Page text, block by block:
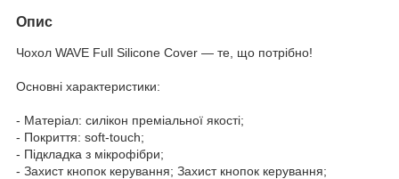
Опис
Чохол WAVE Full Silicone Cover — те, що потрібно!
Основні характеристики:
- Матеріал: силікон преміальної якості;
- Покриття: soft-touch;
- Підкладка з мікрофібри;
- Захист кнопок керування; Захист кнопок керування;